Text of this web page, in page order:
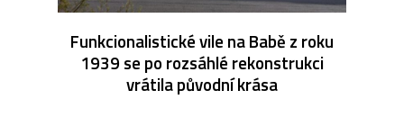
Funkcionalistické vile na Babě z roku
1939 se po rozsáhlé rekonstrukci
vrátila původní krása